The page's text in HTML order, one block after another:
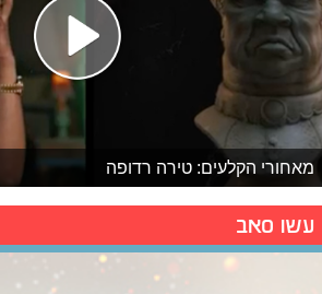
מאחורי הקלעים: טירה רדופה
עשו סאב